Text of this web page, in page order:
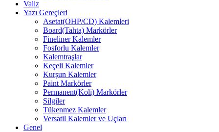
Valiz
Yazı Gereçleri
Asetat(OHP/CD) Kalemleri
Board(Tahta) Markörler
Fineliner Kalemler
Fosforlu Kalemler
Kalemtraşlar
Keçeli Kalemler
Kurşun Kalemler
Paint Markörler
Permanent(Koli) Markörler
Silgiler
Tükenmez Kalemler
Versatil Kalemler ve Uçları
Genel